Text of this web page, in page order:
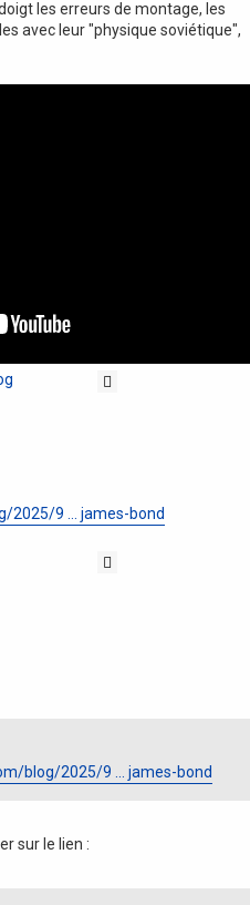
les erreurs de montage, les
avec leur "physique soviétique",
2025/9 ... james-bond
blog/2025/9 ... james-bond
sur le lien :